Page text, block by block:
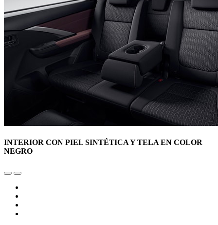
INTERIOR CON PIEL SINTÉTICA Y TELA EN COLOR
NEGRO